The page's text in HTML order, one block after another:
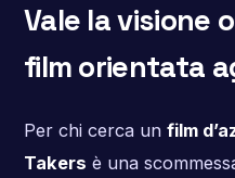
Vale la visione
film orientata
Per chi cerca un film
Takers è una